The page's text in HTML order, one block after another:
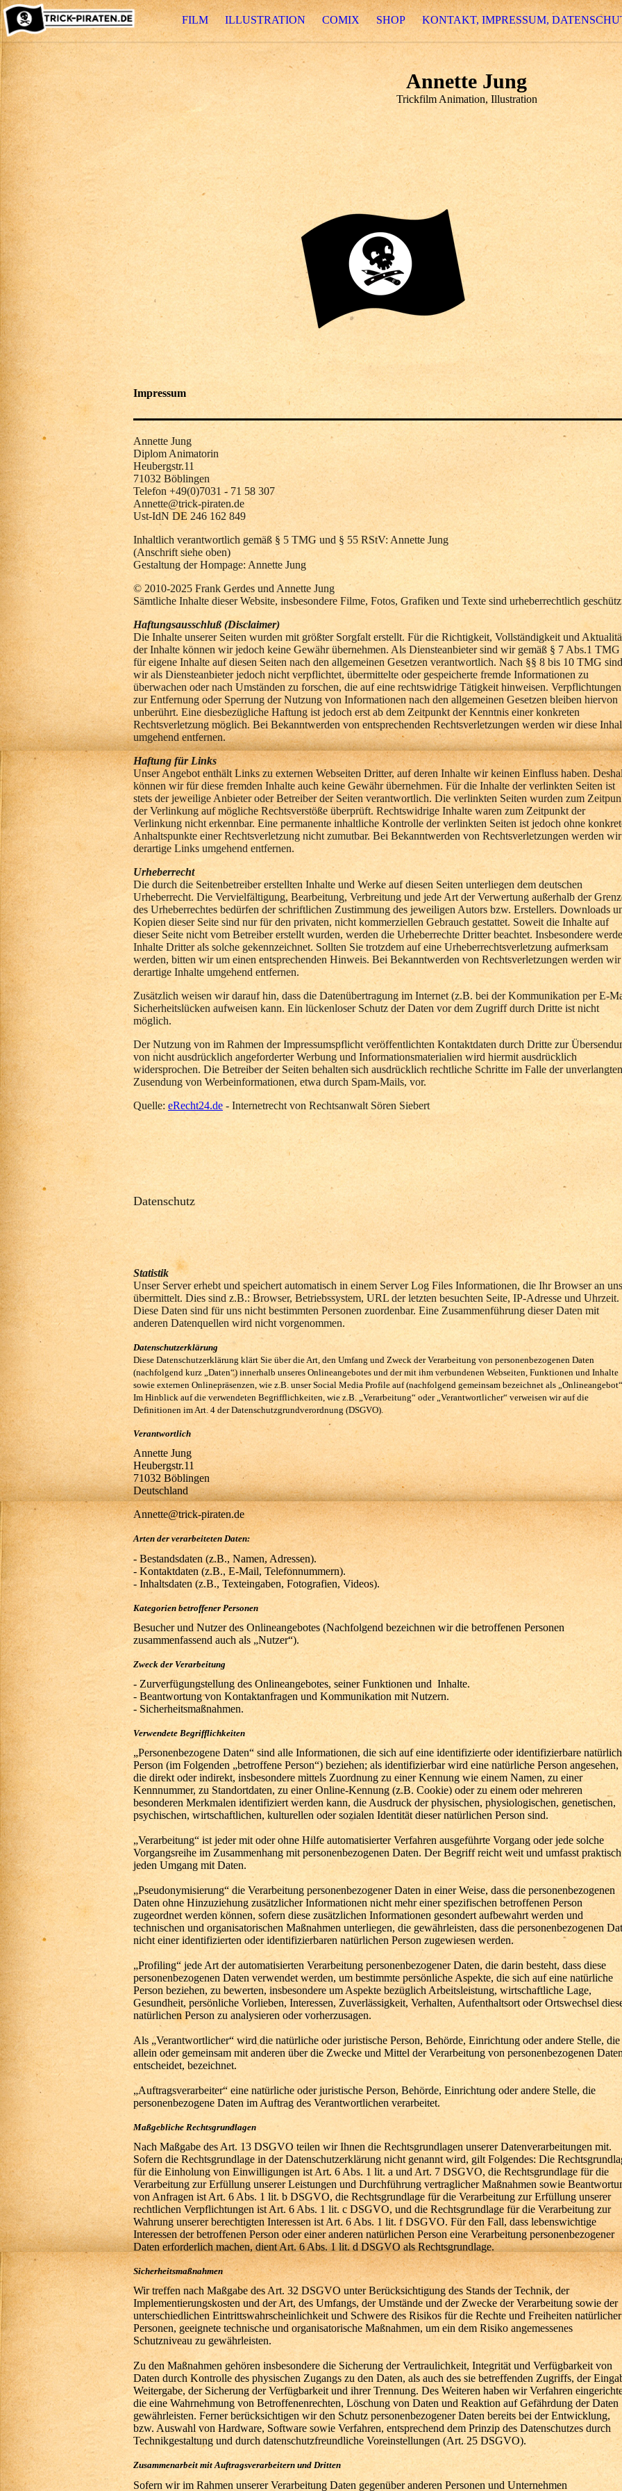
FILM ILLUSTRATION COMIX SHOP KONTAKT, IMPRESSUM,
Annette Jung
Trickfilm Animation, Illustration
Impressum
Annette Jung
Diplom Animatorin
Heubergstr.11
71032 Böblingen
Telefon +49(0)7031 - 71 58 307
Annette@trick-piraten.de
Ust-IdN DE 246 162 849
Inhaltlich verantwortlich gemäß § 5 TMG und § 55 RStV: Annette Jung
(Anschrift siehe oben)
Gestaltung der Hompage: Annette Jung
© 2010-2025 Frank Gerdes und Annette Jung
Sämtliche Inhalte dieser Website, insbesondere Filme, Fotos, Grafiken und Texte sind urheberrechtlich
Haftungsausschluß (Disclaimer)
Die Inhalte unserer Seiten wurden mit größter Sorgfalt erstellt. Für die Richtigkeit, Vollständigkeit und
der Inhalte können wir jedoch keine Gewähr übernehmen. Als Diensteanbieter sind wir gemäß § 7 Abs.1 TMG
für eigene Inhalte auf diesen Seiten nach den allgemeinen Gesetzen verantwortlich. Nach §§ 8 bis 10 TMG sind
wir als Diensteanbieter jedoch nicht verpflichtet, übermittelte oder gespeicherte fremde Informationen zu
überwachen oder nach Umständen zu forschen, die auf eine rechtswidrige Tätigkeit hinweisen. Verpflichtungen
zur Entfernung oder Sperrung der Nutzung von Informationen nach den allgemeinen Gesetzen bleiben hiervon
unberührt. Eine diesbezügliche Haftung ist jedoch erst ab dem Zeitpunkt der Kenntnis einer konkreten
Rechtsverletzung möglich. Bei Bekanntwerden von entsprechenden Rechtsverletzungen werden wir diese
umgehend entfernen.
Haftung für Links
Unser Angebot enthält Links zu externen Webseiten Dritter, auf deren Inhalte wir keinen Einfluss haben.
können wir für diese fremden Inhalte auch keine Gewähr übernehmen. Für die Inhalte der verlinkten Seiten ist
stets der jeweilige Anbieter oder Betreiber der Seiten verantwortlich. Die verlinkten Seiten wurden zum
der Verlinkung auf mögliche Rechtsverstöße überprüft. Rechtswidrige Inhalte waren zum Zeitpunkt der
Verlinkung nicht erkennbar. Eine permanente inhaltliche Kontrolle der verlinkten Seiten ist jedoch ohne
Anhaltspunkte einer Rechtsverletzung nicht zumutbar. Bei Bekanntwerden von Rechtsverletzungen werden wir
derartige Links umgehend entfernen.
Urheberrecht
Die durch die Seitenbetreiber erstellten Inhalte und Werke auf diesen Seiten unterliegen dem deutschen
Urheberrecht. Die Vervielfältigung, Bearbeitung, Verbreitung und jede Art der Verwertung außerhalb der
des Urheberrechtes bedürfen der schriftlichen Zustimmung des jeweiligen Autors bzw. Erstellers. Downloads
Kopien dieser Seite sind nur für den privaten, nicht kommerziellen Gebrauch gestattet. Soweit die Inhalte auf
dieser Seite nicht vom Betreiber erstellt wurden, werden die Urheberrechte Dritter beachtet. Insbesondere
Inhalte Dritter als solche gekennzeichnet. Sollten Sie trotzdem auf eine Urheberrechtsverletzung aufmerksam
werden, bitten wir um einen entsprechenden Hinweis. Bei Bekanntwerden von Rechtsverletzungen werden wir
derartige Inhalte umgehend entfernen.
Zusätzlich weisen wir darauf hin, dass die Datenübertragung im Internet (z.B. bei der Kommunikation per E-
Sicherheitslücken aufweisen kann. Ein lückenloser Schutz der Daten vor dem Zugriff durch Dritte ist nicht
möglich.
Der Nutzung von im Rahmen der Impressumspflicht veröffentlichten Kontaktdaten durch Dritte zur
von nicht ausdrücklich angeforderter Werbung und Informationsmaterialien wird hiermit ausdrücklich
widersprochen. Die Betreiber der Seiten behalten sich ausdrücklich rechtliche Schritte im Falle der unverlangten
Zusendung von Werbeinformationen, etwa durch Spam-Mails, vor.
Quelle: eRecht24.de - Internetrecht von Rechtsanwalt Sören Siebert
Datenschutz
Statistik
Unser Server erhebt und speichert automatisch in einem Server Log Files Informationen, die Ihr Browser an uns
übermittelt. Dies sind z.B.: Browser, Betriebssystem, URL der letzten besuchten Seite, IP-Adresse und Uhrzeit.
Diese Daten sind für uns nicht bestimmten Personen zuordenbar. Eine Zusammenführung dieser Daten mit
anderen Datenquellen wird nicht vorgenommen.
Datenschutzerklärung
Diese Datenschutzerklärung klärt Sie über die Art, den Umfang und Zweck der Verarbeitung von personenbezogenen Daten
(nachfolgend kurz „Daten“) innerhalb unseres Onlineangebotes und der mit ihm verbundenen Webseiten, Funktionen und Inhalte
sowie externen Onlinepräsenzen, wie z.B. unser Social Media Profile auf (nachfolgend gemeinsam bezeichnet als
Im Hinblick auf die verwendeten Begrifflichkeiten, wie z.B. „Verarbeitung“ oder „Verantwortlicher“ verweisen wir auf die
Definitionen im Art. 4 der Datenschutzgrundverordnung (DSGVO).
Verantwortlich
Annette Jung
Heubergstr.11
71032 Böblingen
Deutschland
Annette@trick-piraten.de
Arten der verarbeiteten Daten:
- Bestandsdaten (z.B., Namen, Adressen).
- Kontaktdaten (z.B., E-Mail, Telefonnummern).
- Inhaltsdaten (z.B., Texteingaben, Fotografien, Videos).
Kategorien betroffener Personen
Besucher und Nutzer des Onlineangebotes (Nachfolgend bezeichnen wir die betroffenen Personen
zusammenfassend auch als „Nutzer“).
Zweck der Verarbeitung
- Zurverfügungstellung des Onlineangebotes, seiner Funktionen und Inhalte.
- Beantwortung von Kontaktanfragen und Kommunikation mit Nutzern.
- Sicherheitsmaßnahmen.
Verwendete Begrifflichkeiten
„Personenbezogene Daten“ sind alle Informationen, die sich auf eine identifizierte oder identifizierbare
Person (im Folgenden „betroffene Person“) beziehen; als identifizierbar wird eine natürliche Person angesehen,
die direkt oder indirekt, insbesondere mittels Zuordnung zu einer Kennung wie einem Namen, zu einer
Kennnummer, zu Standortdaten, zu einer Online-Kennung (z.B. Cookie) oder zu einem oder mehreren
besonderen Merkmalen identifiziert werden kann, die Ausdruck der physischen, physiologischen, genetischen,
psychischen, wirtschaftlichen, kulturellen oder sozialen Identität dieser natürlichen Person sind.
„Verarbeitung“ ist jeder mit oder ohne Hilfe automatisierter Verfahren ausgeführte Vorgang oder jede solche
Vorgangsreihe im Zusammenhang mit personenbezogenen Daten. Der Begriff reicht weit und umfasst praktisch
jeden Umgang mit Daten.
„Pseudonymisierung“ die Verarbeitung personenbezogener Daten in einer Weise, dass die personenbezogenen
Daten ohne Hinzuziehung zusätzlicher Informationen nicht mehr einer spezifischen betroffenen Person
zugeordnet werden können, sofern diese zusätzlichen Informationen gesondert aufbewahrt werden und
technischen und organisatorischen Maßnahmen unterliegen, die gewährleisten, dass die personenbezogenen
nicht einer identifizierten oder identifizierbaren natürlichen Person zugewiesen werden.
„Profiling“ jede Art der automatisierten Verarbeitung personenbezogener Daten, die darin besteht, dass diese
personenbezogenen Daten verwendet werden, um bestimmte persönliche Aspekte, die sich auf eine natürliche
Person beziehen, zu bewerten, insbesondere um Aspekte bezüglich Arbeitsleistung, wirtschaftliche Lage,
Gesundheit, persönliche Vorlieben, Interessen, Zuverlässigkeit, Verhalten, Aufenthaltsort oder Ortswechsel
natürlichen Person zu analysieren oder vorherzusagen.
Als „Verantwortlicher“ wird die natürliche oder juristische Person, Behörde, Einrichtung oder andere Stelle, die
allein oder gemeinsam mit anderen über die Zwecke und Mittel der Verarbeitung von personenbezogenen
entscheidet, bezeichnet.
„Auftragsverarbeiter“ eine natürliche oder juristische Person, Behörde, Einrichtung oder andere Stelle, die
personenbezogene Daten im Auftrag des Verantwortlichen verarbeitet.
Maßgebliche Rechtsgrundlagen
Nach Maßgabe des Art. 13 DSGVO teilen wir Ihnen die Rechtsgrundlagen unserer Datenverarbeitungen mit.
Sofern die Rechtsgrundlage in der Datenschutzerklärung nicht genannt wird, gilt Folgendes: Die
für die Einholung von Einwilligungen ist Art. 6 Abs. 1 lit. a und Art. 7 DSGVO, die Rechtsgrundlage für die
Verarbeitung zur Erfüllung unserer Leistungen und Durchführung vertraglicher Maßnahmen sowie
von Anfragen ist Art. 6 Abs. 1 lit. b DSGVO, die Rechtsgrundlage für die Verarbeitung zur Erfüllung unserer
rechtlichen Verpflichtungen ist Art. 6 Abs. 1 lit. c DSGVO, und die Rechtsgrundlage für die Verarbeitung zur
Wahrung unserer berechtigten Interessen ist Art. 6 Abs. 1 lit. f DSGVO. Für den Fall, dass lebenswichtige
Interessen der betroffenen Person oder einer anderen natürlichen Person eine Verarbeitung personenbezogener
Daten erforderlich machen, dient Art. 6 Abs. 1 lit. d DSGVO als Rechtsgrundlage.
Sicherheitsmaßnahmen
Wir treffen nach Maßgabe des Art. 32 DSGVO unter Berücksichtigung des Stands der Technik, der
Implementierungskosten und der Art, des Umfangs, der Umstände und der Zwecke der Verarbeitung sowie der
unterschiedlichen Eintrittswahrscheinlichkeit und Schwere des Risikos für die Rechte und Freiheiten natürlicher
Personen, geeignete technische und organisatorische Maßnahmen, um ein dem Risiko angemessenes
Schutzniveau zu gewährleisten.
Zu den Maßnahmen gehören insbesondere die Sicherung der Vertraulichkeit, Integrität und Verfügbarkeit von
Daten durch Kontrolle des physischen Zugangs zu den Daten, als auch des sie betreffenden Zugriffs, der
Weitergabe, der Sicherung der Verfügbarkeit und ihrer Trennung. Des Weiteren haben wir Verfahren
die eine Wahrnehmung von Betroffenenrechten, Löschung von Daten und Reaktion auf Gefährdung der Daten
gewährleisten. Ferner berücksichtigen wir den Schutz personenbezogener Daten bereits bei der Entwicklung,
bzw. Auswahl von Hardware, Software sowie Verfahren, entsprechend dem Prinzip des Datenschutzes durch
Technikgestaltung und durch datenschutzfreundliche Voreinstellungen (Art. 25 DSGVO).
Zusammenarbeit mit Auftragsverarbeitern und Dritten
Sofern wir im Rahmen unserer Verarbeitung Daten gegenüber anderen Personen und Unternehmen